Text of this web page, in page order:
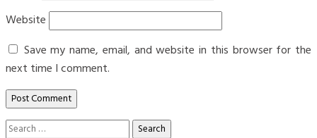
Website
Save my name, email, and website in this browser for the
next time I comment.
Search